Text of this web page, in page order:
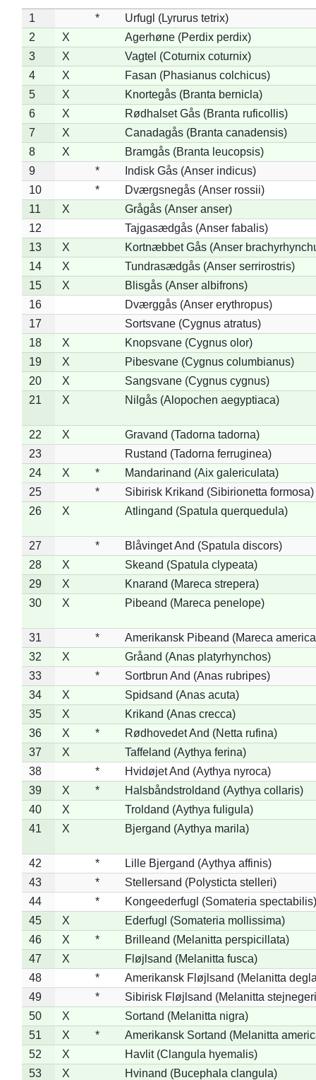
1 *
Urfugl (Lyrurus tetrix)
2
X
Agerhøne (Perdix perdix)
3
X
Vagtel (Coturnix coturnix)
4
X
Fasan (Phasianus colchicus)
5
X
Knortegås (Branta bernicla)
6
X
Rødhalset Gås (Branta ruficollis)
7
X
Canadagås (Branta canadensis)
8
X
Bramgås (Branta leucopsis)
9
*
Indisk Gås (Anser indicus)
10
*
Dværgsnegås (Anser rossii)
11
X
Grågås (Anser anser)
12
Tajgasædgås (Anser fabalis)
13
X
Kortnæbbet Gås (Anser
14
X
Tundrasædgås (Anser serrirostris)
15
X
Blisgås (Anser albifrons)
16
Dværggås (Anser erythropus)
17
Sortsvane (Cygnus atratus)
18
X
Knopsvane (Cygnus olor)
19
X
Pibesvane (Cygnus columbianus)
20
X
Sangsvane (Cygnus cygnus)
21
X Nilgås (Alopochen aegyptiaca)
22 X
Gravand (Tadorna tadorna)
23
Rustand (Tadorna ferruginea)
24
X *
Mandarinand (Aix galericulata)
25
*
Sibirisk Krikand (Sibirionetta formosa)
26
X Atlingand (Spatula querquedula)
27 *
Blåvinget And (Spatula discors)
28
X
Skeand (Spatula clypeata)
29
X
Knarand (Mareca strepera)
30
X Pibeand (Mareca penelope)
31 *
Amerikansk Pibeand (Mareca
32
X
Gråand (Anas platyrhynchos)
33
*
Sortbrun And (Anas rubripes)
34
X
Spidsand (Anas acuta)
35
X
Krikand (Anas crecca)
36
X *
Rødhovedet And (Netta rufina)
37
X
Taffeland (Aythya ferina)
38
*
Hvidøjet And (Aythya nyroca)
39
X *
Halsbåndstroldand (Aythya collaris)
40
X
Troldand (Aythya fuligula)
41
X Bjergand (Aythya marila)
42 *
Lille Bjergand (Aythya affinis)
43
*
Stellersand (Polysticta stelleri)
44
*
Kongeederfugl (Somateria spectabilis)
45
X
Ederfugl (Somateria mollissima)
46
X *
Brilleand (Melanitta perspicillata)
47
X
Fløjlsand (Melanitta fusca)
48
*
Amerikansk Fløjlsand (Melanitta
49
*
Sibirisk Fløjlsand (Melanitta
50
X
Sortand (Melanitta nigra)
51
X *
Amerikansk Sortand (Melanitta
52
X
Havlit (Clangula hyemalis)
53
X Hvinand (Bucephala clangula)